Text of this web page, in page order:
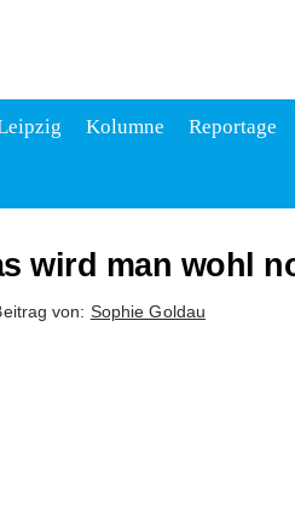
Kolumne Reportage
wird man wohl
von: Sophie Goldau